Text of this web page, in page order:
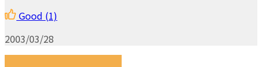
Good (1)
2003/03/28